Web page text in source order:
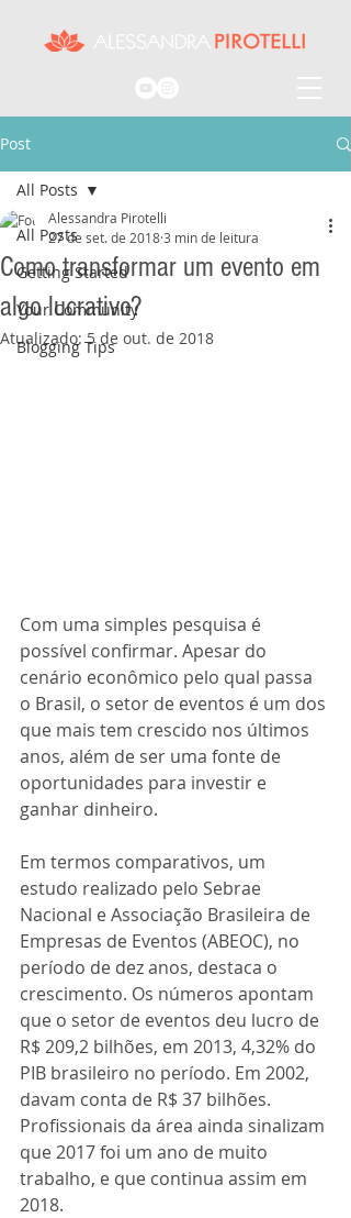
Post
All Posts
Getting Started
Your Community
Blogging Tips
All Posts
Como transformar um evento em
algo lucrativo?
Alessandra Pirotelli
27 de set. de 20183 min de leitura
Atualizado:5 de out. de 2018
Com uma simples pesquisa é
possível confirmar. Apesar do
cenário econômico pelo qual passa
o Brasil, o setor de eventos é um dos
que mais tem crescido nos últimos
anos, além de ser uma fonte de
oportunidades para investir e
ganhar dinheiro.
Em termos comparativos, um
estudo realizado pelo Sebrae
Nacional e Associação Brasileira de
Empresas de Eventos (ABEOC), no
período de dez anos, destaca o
crescimento. Os números apontam
que o setor de eventos deu lucro de
R$ 209,2 bilhões, em 2013, 4,32% do
PIB brasileiro no período. Em 2002,
davam conta de R$ 37 bilhões.
Profissionais da área ainda sinalizam
que 2017 foi um ano de muito
trabalho, e que continua assim em
2018.